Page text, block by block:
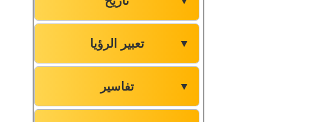
تعبیر الرؤیا ▼
تفاسیر ▼